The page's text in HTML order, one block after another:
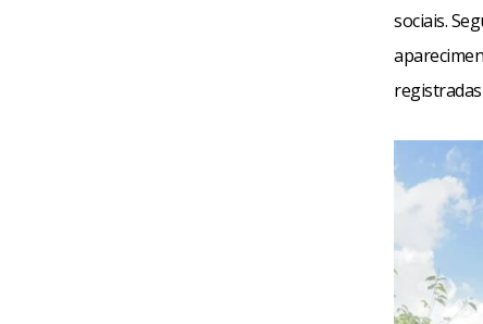
sociais.